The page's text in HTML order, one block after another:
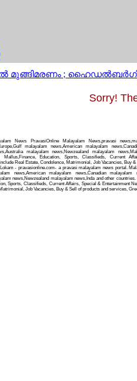
മുങ്ങിമരണം ; ഹൈഡല്‍ബര്‍ഗില്‍
Sorry!
News PravasiOnline Malayalam News,pravasi
malayalam news,American malayalam
malayalam news,Newzealand malayalam
Mallus,Finance, Education, Sports, Classifieds, Current
Real Estate, Condolence, Matrimonial, Job Vacancies, Buy
- pravasionline.com- a pravasi malayalam news portal.
news,American malayalam news,Canadian malayalam
news,Newzealand malayalam news,Inda and other
Sports, Classifieds, Current Affairs, Special & Entertainment
Job Vacancies, Buy & Sell of products and services,